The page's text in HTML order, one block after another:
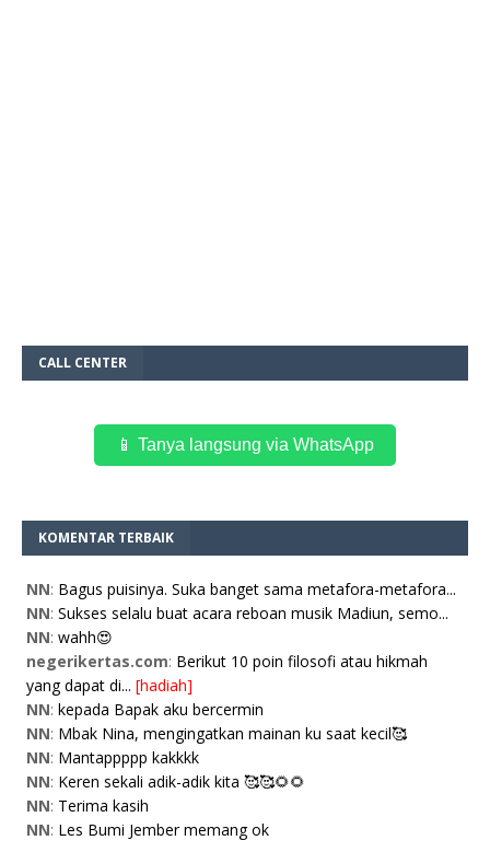
CALL CENTER
📱 Tanya langsung via WhatsApp
KOMENTAR TERBAIK
NN: Bagus puisinya. Suka banget sama metafora-metafora...
NN: Sukses selalu buat acara reboan musik Madiun, semo...
NN: wahh😍
negerikertas.com: Berikut 10 poin filosofi atau hikmah
yang dapat di... [hadiah]
NN: kepada Bapak aku bercermin
NN: Mbak Nina, mengingatkan mainan ku saat kecil🥰
NN: Mantappppp kakkkk
NN: Keren sekali adik-adik kita 🥰🥰🌻🌻
NN: Terima kasih
NN: Les Bumi Jember memang ok